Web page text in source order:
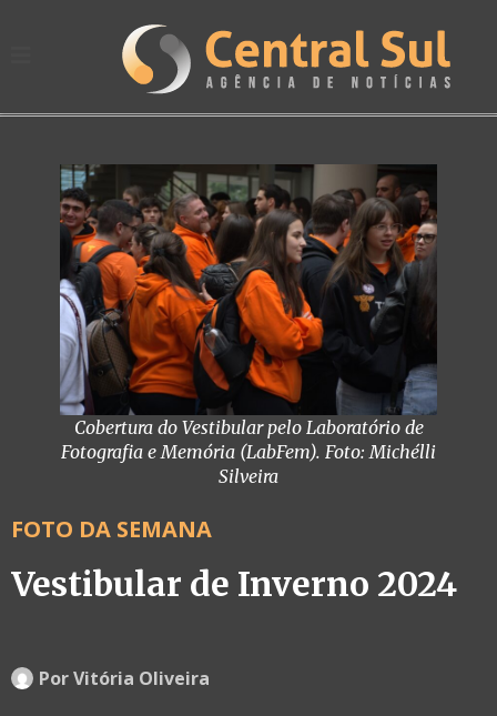
Cobertura do Vestibular pelo Laboratório de
Fotografia e Memória (LabFem). Foto: Michélli
Silveira
FOTO DA SEMANA
Vestibular de Inverno 2024
PorVitória Oliveira